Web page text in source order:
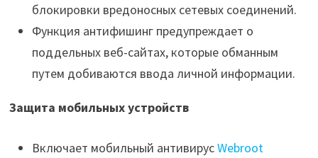
блокировки вредоносных сетевых соединений.
Функция антифишинг предупреждает о
поддельных веб-сайтах, которые обманным
путем добиваются ввода личной информации.
Защита мобильных устройств
Включает мобильный антивирусWebroot